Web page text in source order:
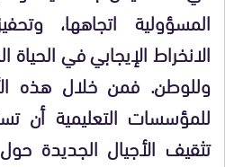
المسؤولية اتجاهها،
الانخراط الإيجابي في
وللوطن. فمن خلال هذه
للمؤسسات التعليمية
تثقيف الأجيال الجديدة حول